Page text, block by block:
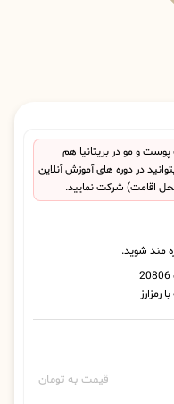
و مو در بریتانیا هم
در دوره های آموزش آنلاین
اقامت) شرکت نمایید.
قیمت به تومان